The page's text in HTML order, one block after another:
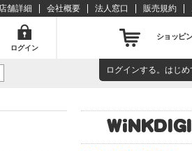
店舗詳細 会社概要 法人窓口 販売規約
ログイン
ショッピ
ログインする。はじめ